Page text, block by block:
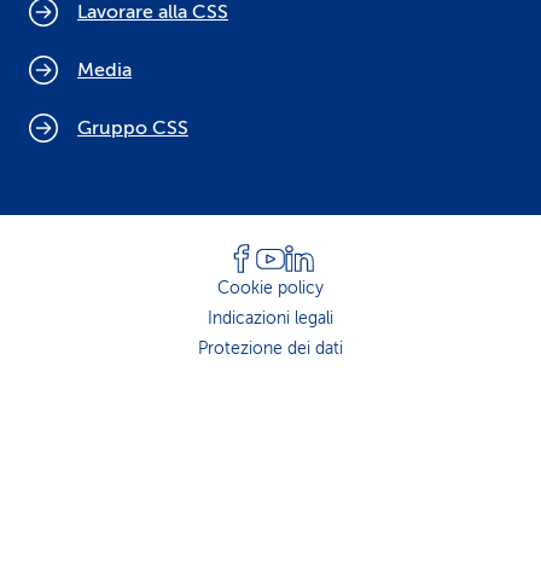
Lavorare alla CSS
Media
Gruppo CSS
Cookie policy
Indicazioni legali
Protezione dei dati